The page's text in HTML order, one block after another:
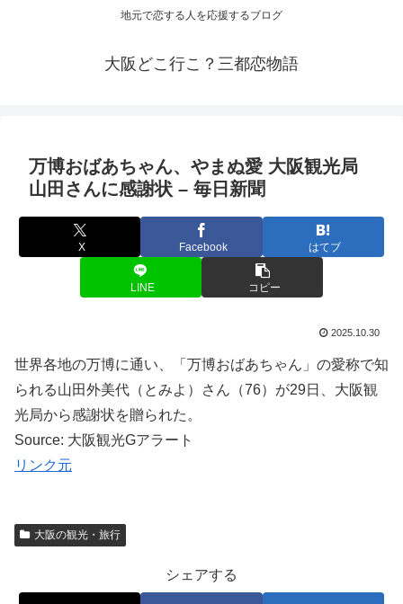
地元で恋する人を応援するブログ
大阪どこ行こ？三都恋物語
万博おばあちゃん、やまぬ愛 大阪観光局
山田さんに感謝状 – 毎日新聞
X Facebook はてブ
LINE コピー
2025.10.30
世界各地の万博に通い、「万博おばあちゃん」の愛称で知
られる山田外美代（とみよ）さん（76）が29日、大阪観
光局から感謝状を贈られた。
Source: 大阪観光Gアラート
リンク元
大阪の観光・旅行
シェアする